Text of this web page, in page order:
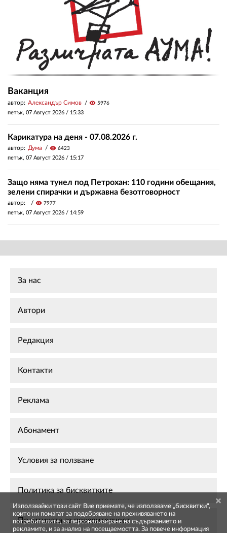
Ваканция
автор: Александър Симов visibility 5976
петък, 07 Август 2026 / 15:33
Карикатура на деня - 07.08.2026 г.
автор: Дума visibility 6423
петък, 07 Август 2026 / 15:17
Защо няма тунел под Петрохан: 110 години обещания,
зелени спирачки и държавна безотговорност
автор: visibility 7977
петък, 07 Август 2026 / 14:59
За нас
Автори
Редакция
Контакти
Реклама
Абонамент
Условия за ползване
Политика за бисквитките
Политиката за поверителност
Използвайки този сайт Вие приемате, че използваме „бисквитки",
които ни помагат за подобряване на преживяването на
потребителите, за персонализиране на съдържанието и
рекламите, и за анализ на посещаемостта. За повече информация